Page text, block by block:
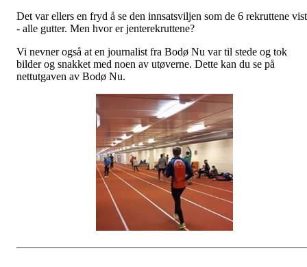
Det var ellers en fryd å se den innsatsviljen som de 6 rekruttene
- alle gutter. Men hvor er jenterekruttene?
Vi nevner også at en journalist fra Bodø Nu var til stede og tok
bilder og snakket med noen av utøverne. Dette kan du se på
nettutgaven av Bodø Nu.